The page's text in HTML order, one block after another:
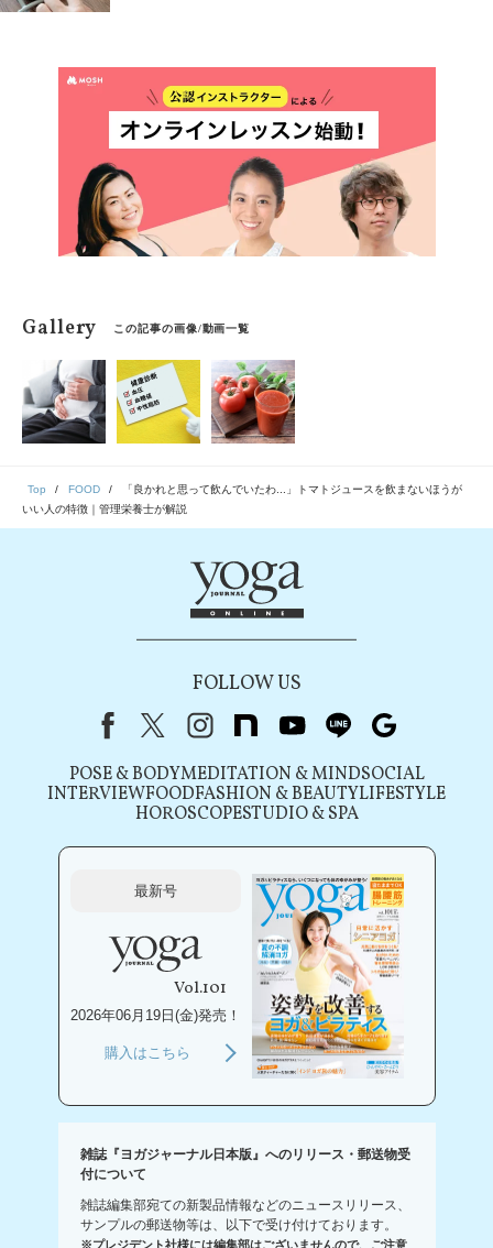
詳しくご紹介します。
Gallery この記事の画像/動画一覧
Top FOOD
「良かれと思って飲んでいたわ...」トマトジュースを飲まないほうが
いい人の特徴｜管理栄養士が解説
FOLLOW US
FacebookX（旧Twitter）
instagram
note youtubeline
POSE & BODYMEDITATION & MINDSOCIAL
INTERVIEWFOODFASHION & BEAUTYLIFESTYLE
HOROSCOPESTUDIO & SPA
最新号
Vol.101
2026年06月19日(金)発売！
購入はこちら
雑誌『ヨガジャーナル日本版』へのリリース・郵送物受
付について
雑誌編集部宛ての新製品情報などのニュースリリース、
サンプルの郵送物等は、以下で受け付けております。
※プレジデント社様には編集部はございませんので、ご注意